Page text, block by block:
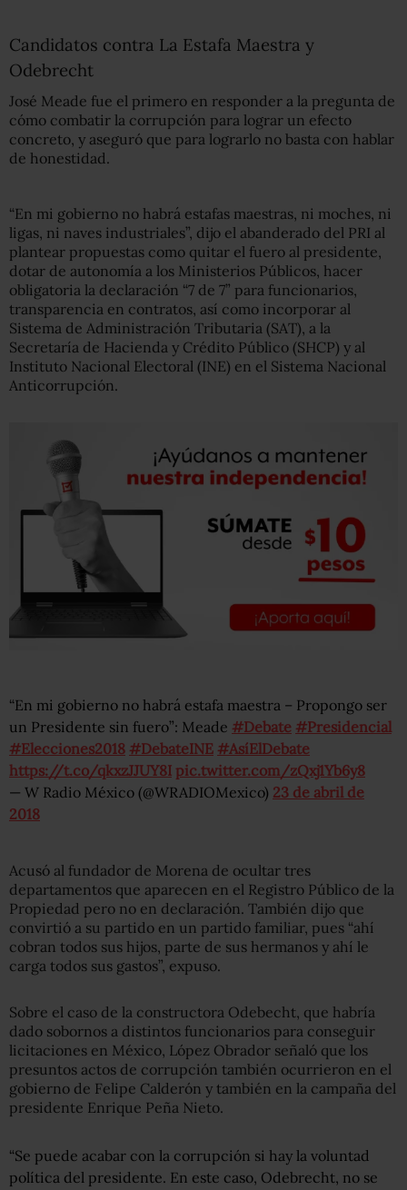
Candidatos contra La Estafa Maestra y
Odebrecht
José Meade fue el primero en responder a la pregunta de
cómo combatir la corrupción para lograr un efecto
concreto, y aseguró que para lograrlo no basta con hablar
de honestidad.
“En mi gobierno no habrá estafas maestras, ni moches, ni
ligas, ni naves industriales”, dijo el abanderado del PRI al
plantear propuestas como quitar el fuero al presidente,
dotar de autonomía a los Ministerios Públicos, hacer
obligatoria la declaración “7 de 7” para funcionarios,
transparencia en contratos, así como incorporar al
Sistema de Administración Tributaria (SAT), a la
Secretaría de Hacienda y Crédito Público (SHCP) y al
Instituto Nacional Electoral (INE) en el Sistema Nacional
Anticorrupción.
“En mi gobierno no habrá estafa maestra – Propongo ser
un Presidente sin fuero”: Meade #Debate #Presidencial
#Elecciones2018 #DebateINE #AsíElDebate
https://t.co/qkxzJJUY8I pic.twitter.com/zQxj1Yb6y8
— W Radio México (@WRADIOMexico) 23 de abril de
2018
Acusó al fundador de Morena de ocultar tres
departamentos que aparecen en el Registro Público de la
Propiedad pero no en declaración. También dijo que
convirtió a su partido en un partido familiar, pues “ahí
cobran todos sus hijos, parte de sus hermanos y ahí le
carga todos sus gastos”, expuso.
Sobre el caso de la constructora Odebecht, que habría
dado sobornos a distintos funcionarios para conseguir
licitaciones en México, López Obrador señaló que los
presuntos actos de corrupción también ocurrieron en el
gobierno de Felipe Calderón y también en la campaña del
presidente Enrique Peña Nieto.
“Se puede acabar con la corrupción si hay la voluntad
política del presidente. En este caso, Odebrecht, no se